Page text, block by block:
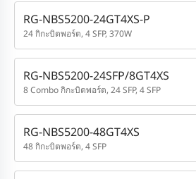
RG-NBS5200-24GT4XS-P
24 กิกะบิตพอร์ต, 4 SFP, 370W
RG-NBS5200-24SFP/8GT4XS
8 Combo กิกะบิตพอร์ต, 24 SFP, 4 SFP
RG-NBS5200-48GT4XS
48 กิกะบิตพอร์ต, 4 SFP